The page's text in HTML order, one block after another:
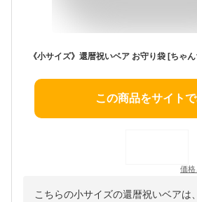
この商品をサイト
価格
こちらの小サイズの還暦祝いベアは